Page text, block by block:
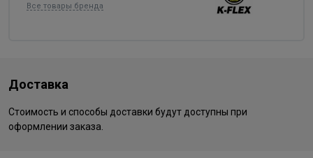
Все товары бренда
Доставка
Стоимость и способы доставки будут доступны при
оформлении заказа.